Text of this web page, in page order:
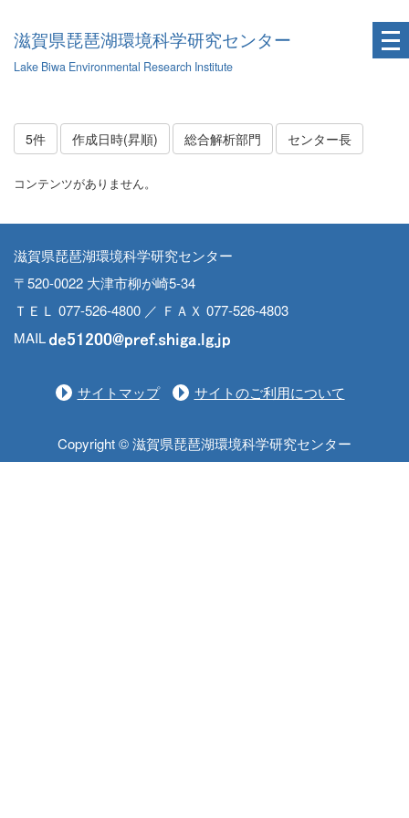
滋賀県琵琶湖環境科学研究センター
Lake Biwa Environmental Research Institute
5件 作成日時(昇順) 総合解析部門 センター長
コンテンツがありません。
滋賀県琵琶湖環境科学研究センター
〒520-0022 大津市柳が崎5-34
ＴＥＬ 077-526-4800 ／ ＦＡＸ 077-526-4803
MAIL
サイトマップ サイトのご利用について
Copyright © 滋賀県琵琶湖環境科学研究センター